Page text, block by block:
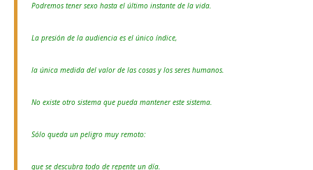
Podremos tener sexo hasta el último instante de la vida.
La presión de la audiencia es el único índice,
la única medida del valor de las cosas y los seres humanos.
No existe otro sistema que pueda mantener este sistema.
Sólo queda un peligro muy remoto:
que se descubra todo de repente un día.